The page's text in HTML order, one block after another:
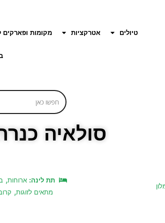
טיולים אטרקציות מקומות ופארקים
סולאיה
תת לינה: ארוחות,
מתאים לזוגות,